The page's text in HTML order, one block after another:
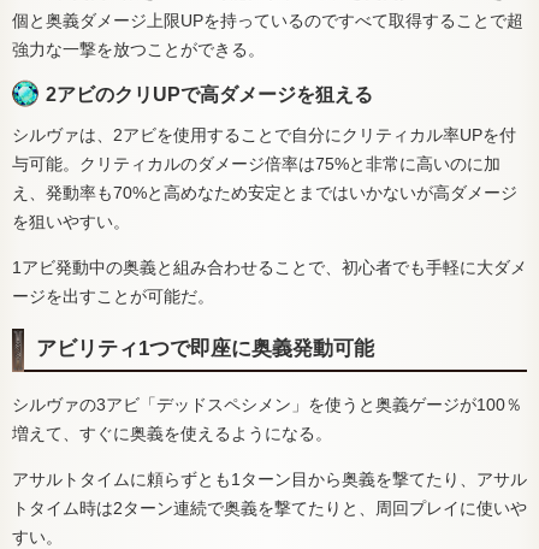
個と奥義ダメージ上限UPを持っているのですべて取得することで超
強力な一撃を放つことができる。
2アビのクリUPで高ダメージを狙える
シルヴァは、2アビを使用することで自分にクリティカル率UPを付
与可能。クリティカルのダメージ倍率は75%と非常に高いのに加
え、発動率も70%と高めなため安定とまではいかないが高ダメージ
を狙いやすい。
1アビ発動中の奥義と組み合わせることで、初心者でも手軽に大ダメ
ージを出すことが可能だ。
アビリティ1つで即座に奥義発動可能
シルヴァの3アビ「デッドスペシメン」を使うと奥義ゲージが100％
増えて、すぐに奥義を使えるようになる。
アサルトタイムに頼らずとも1ターン目から奥義を撃てたり、アサル
トタイム時は2ターン連続で奥義を撃てたりと、周回プレイに使いや
すい。